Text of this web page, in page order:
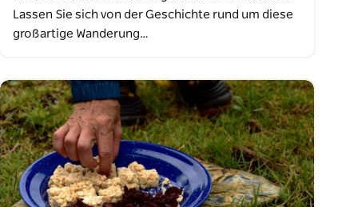
Lassen Sie sich von der Geschichte rund um diese
großartige Wanderung…